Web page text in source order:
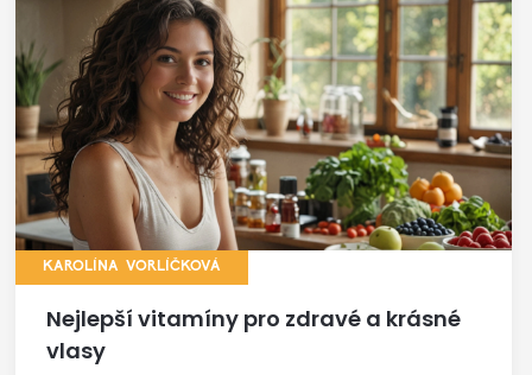
KAROLÍNA VORLÍČKOVÁ
Nejlepší vitamíny pro zdravé a krásné
vlasy